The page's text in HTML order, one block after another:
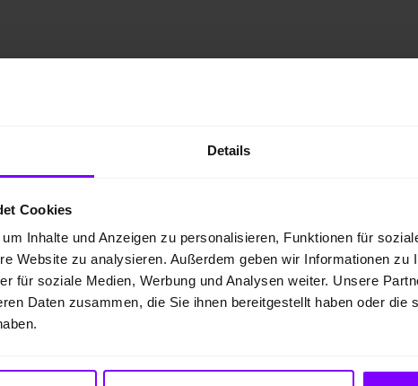
Details
Cookies
Inhalte und Anzeigen zu personalisieren, Funktionen für
Website zu analysieren. Außerdem geben wir Informationen zu
für soziale Medien, Werbung und Analysen weiter. Unsere
Daten zusammen, die Sie ihnen bereitgestellt haben oder die
ÜBER UNS
Hülpert
Neuigkeiten